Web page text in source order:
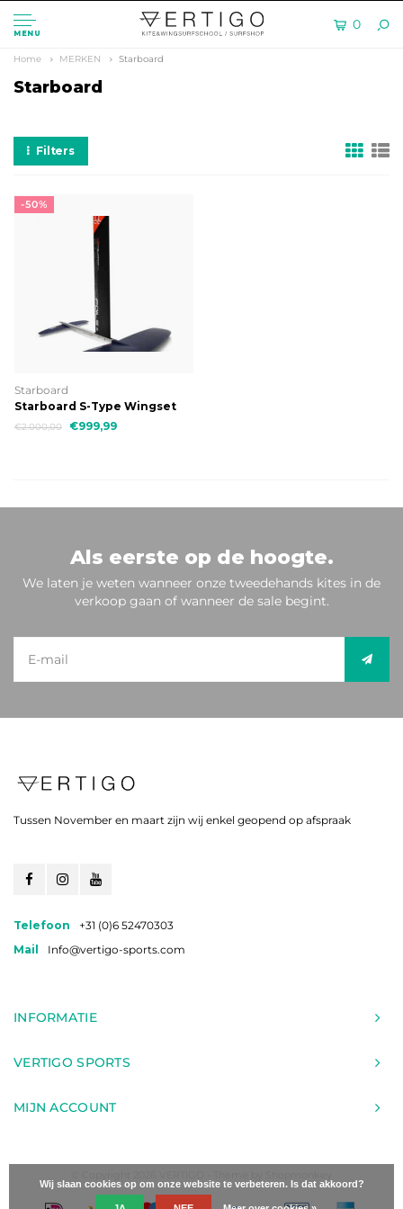
MENU
0
Home MERKEN Starboard
Starboard
Filters
-50%
Starboard
Starboard S-Type Wingset
QL2 2000 + 72 cm Mast
€2.000,00 €999,99
Als eerste op de hoogte.
We laten je weten wanneer onze tweedehands kites in de
verkoop gaan of wanneer de sale begint.
Tussen November en maart zijn wij enkel geopend op afspraak
Telefoon
+31 (0)6 52470303
Mail
Info@vertigo-sports.com
INFORMATIE
VERTIGO SPORTS
MIJN ACCOUNT
Wij slaan cookies op om onze website te verbeteren. Is dat akkoord?